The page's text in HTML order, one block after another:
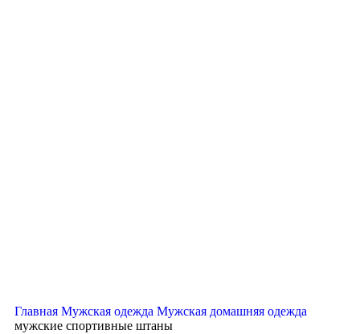
Главная Мужская одежда Мужская домашняя одежда
мужские спортивные штаны